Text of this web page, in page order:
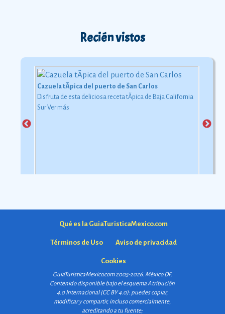
Recién vistos
Cazuela tÃ­pica del puerto de San Carlos
Disfruta de esta deliciosa receta tÃ­pica de Baja California
SurVer más
Qué es la GuiaTuristicaMexico.com
Términos de Uso Aviso de privacidad
Cookies
GuiaTuristicaMexico.com 2005-2026. MéxicoDF.
Contenido disponible bajo el esquemaAtribución
4.0 Internacional (CC BY 4.0): puedes copiar,
modificar y compartir, incluso comercialmente,
acreditando a tu fuente;